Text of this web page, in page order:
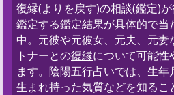
復縁(よりを戻す)の相談(鑑定)
鑑定する鑑定結果が具体的で
中。元彼や元彼女、元夫、元
トナーとの復縁について可能性
ます。陰陽五行占いでは、生
生まれ持った気質などを知る